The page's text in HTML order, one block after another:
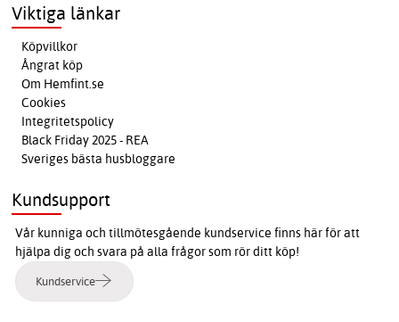
Viktiga länkar
Köpvillkor
Ångrat köp
Om Hemfint.se
Cookies
Integritetspolicy
Black Friday 2025 - REA
Sveriges bästa husbloggare
Kundsupport
Vår kunniga och tillmötesgående kundservice finns här för att
hjälpa dig och svara på alla frågor som rör ditt köp!
Kundservice